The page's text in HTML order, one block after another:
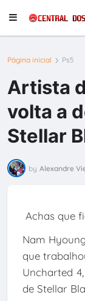
Página inicial Ps5
Artista
volta a
Stellar
by Alexandre
Achas que
Nam
que
Uncharted
de Stellar